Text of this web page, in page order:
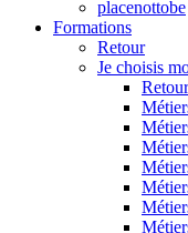
placenottobe
Formations
Retour
Je choisis
Retour